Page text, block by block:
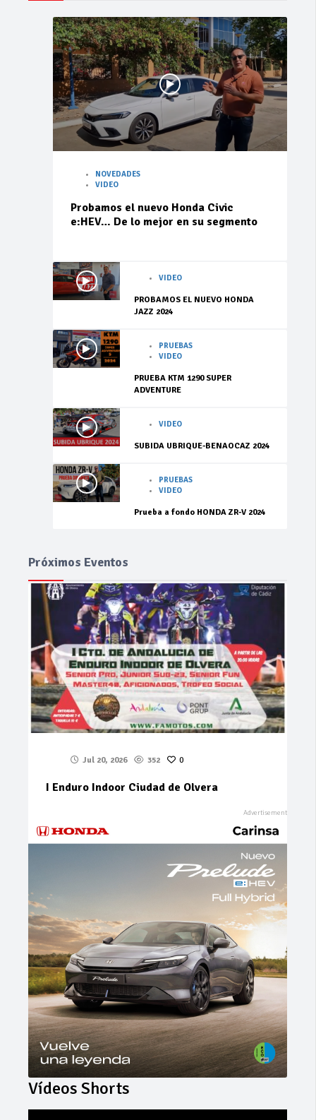
NOVEDADES
VIDEO
Probamos el nuevo Honda Civic
e:HEV… De lo mejor en su segmento
VIDEO
PROBAMOS EL NUEVO HONDA
JAZZ 2024
PRUEBAS
VIDEO
PRUEBA KTM 1290 SUPER
ADVENTURE
VIDEO
SUBIDA UBRIQUE-BENAOCAZ 2024
PRUEBAS
VIDEO
Prueba a fondo HONDA ZR-V 2024
Próximos Eventos
Jul 20, 2026 352 0
I Enduro Indoor Ciudad de Olvera
Vídeos Shorts